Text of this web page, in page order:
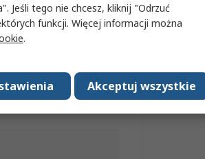
Jeśli tego nie chcesz, kliknij "Odrzuć
funkcji. Więcej informacji można
.
Akceptuj wszystkie